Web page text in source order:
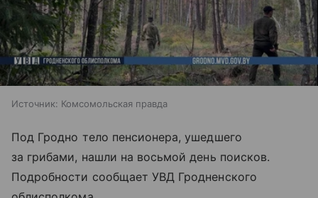
Источник: Комсомольская правда
Под Гродно тело пенсионера, ушедшего
за грибами, нашли на восьмой день поисков.
Подробности сообщает УВД Гродненского